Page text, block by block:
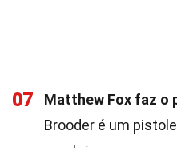
07
Matthew Fox faz o
Brooder é um